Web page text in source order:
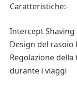
Caratteristiche:-
Intercept
Design del rasoio
Regolazione
durante i viaggi